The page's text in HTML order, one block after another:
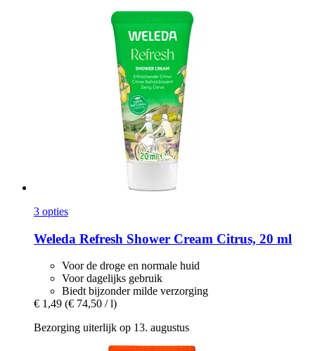
3 opties
Weleda Refresh Shower Cream Citrus, 20 ml
Voor de droge en normale huid
Voor dagelijks gebruik
Biedt bijzonder milde verzorging
€ 1,49 (€ 74,50 / l)
Bezorging uiterlijk op 13. augustus